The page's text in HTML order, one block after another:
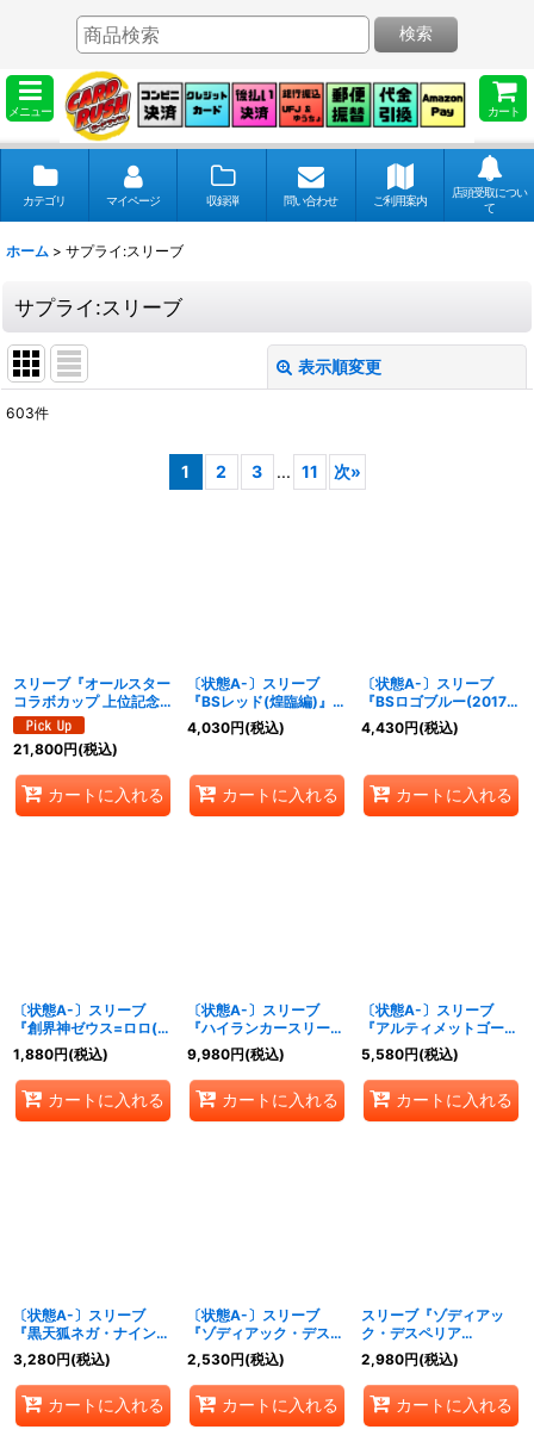
メニュー カート
検索
カテゴリ マイページ 収録弾 問い合わせ ご利用案内
店頭受取につい
て
ホーム > サプライ:スリーブ
サプライ:スリーブ
表示順変更
603件
1 2 3 ... 11 次»
スリーブ『オールスター
コラボカップ 上位記念
品』50枚【-】{-}《サプ
ライ》
21,800円(税込)
カートに入れる
〔状態A-〕スリーブ
『BSレッド(煌臨編)』
50枚【-】{-}《サプラ
イ》
4,030円(税込)
カートに入れる
〔状態A-〕スリーブ
『BSロゴブルー(2017
年/煌臨編)』50枚【-】
{-}《サプライ》
4,430円(税込)
カートに入れる
〔状態A-〕スリーブ
『創界神ゼウス=ロロ(バ
トスピ界放祭2019)』
40枚【-】{-}《サプラ
イ》
1,880円(税込)
カートに入れる
〔状態A-〕スリーブ
『ハイランカースリーブ
2022』50枚【-】{-}
《サプライ》
9,980円(税込)
カートに入れる
〔状態A-〕スリーブ
『アルティメットゴール
ドフレーム(アルティメ
ットコレクション01)』
50枚【-】{-}《サプラ
イ》
5,580円(税込)
カートに入れる
〔状態A-〕スリーブ
『黒天狐ネガ・ナインテ
イル(剣刃編コレクショ
ン2)』50枚【-】{-}
《サプライ》
3,280円(税込)
カートに入れる
〔状態A-〕スリーブ
『ゾディアック・デスペ
リア(WILDBOUT)』50
枚【-】{-}《サプライ》
2,530円(税込)
カートに入れる
スリーブ『ゾディアッ
ク・デスペリア
(WILDBOUT)』50枚
【-】{-}《サプライ》
2,980円(税込)
カートに入れる